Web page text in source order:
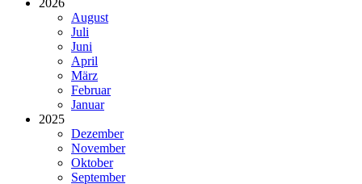
2026
August
Juli
Juni
April
März
Februar
Januar
2025
Dezember
November
Oktober
September